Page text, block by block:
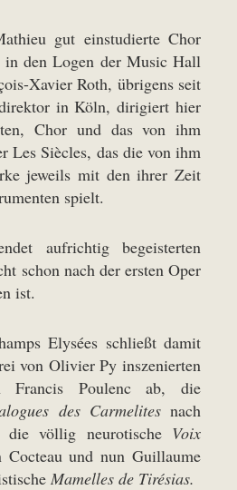
gut einstudierte Chor
in den Logen der Music Hall
Xavier Roth, übrigens seit
in Köln, dirigiert hier
Chor und das von ihm
Les Siècles, das die von ihm
jeweils mit den ihrer Zeit
spielt.
aufrichtig begeisterten
schon nach der ersten Oper
ist.
Elysées schließt damit
von Olivier Py inszenierten
Francis Poulenc ab, die
des Carmelites nach
die völlig neurotische Voix
Cocteau und nun Guillaume
Mamelles de Tirésias.